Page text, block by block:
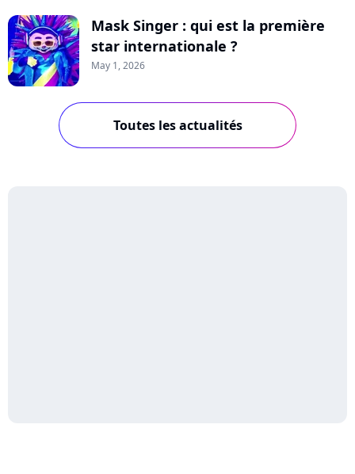
Mask Singer : qui est la première
star internationale ?
May 1, 2026
Toutes les actualités